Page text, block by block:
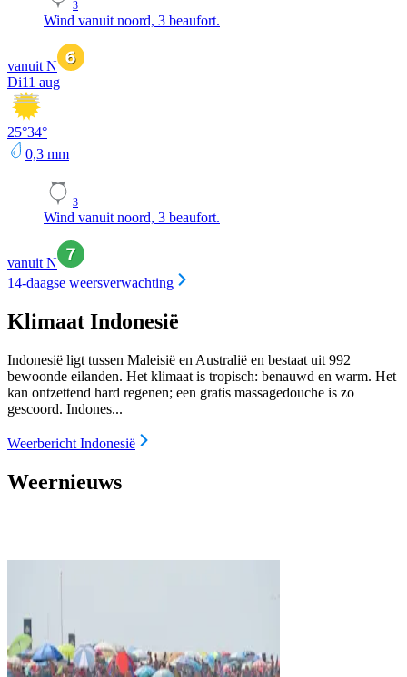
3
Wind vanuit noord, 3 beaufort.
vanuit N
Di11 aug
25°34°
0,3 mm
3
Wind vanuit noord, 3 beaufort.
vanuit N
14-daagse weersverwachting
Klimaat Indonesië
Indonesië ligt tussen Maleisië en Australië en bestaat uit 992
bewoonde eilanden. Het klimaat is tropisch: benauwd en warm. Het
kan ontzettend hard regenen; een gratis massagedouche is zo
gescoord. Indones...
Weerbericht Indonesië
Weernieuws